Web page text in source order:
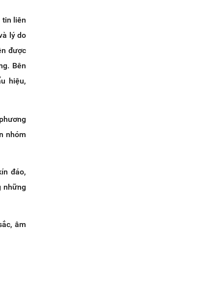
tin liên
lý do
được
Bên
hiệu,
nhóm
đáo,
những
âm